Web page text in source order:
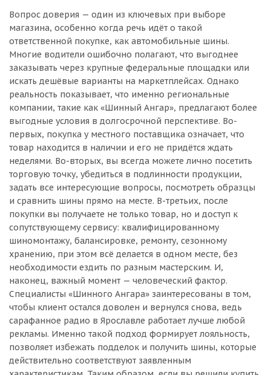
Вопрос доверия — один из ключевых при выборе
магазина, особенно когда речь идёт о такой
ответственной покупке, как автомобильные шины.
Многие водители ошибочно полагают, что выгоднее
заказывать через крупные федеральные площадки или
искать дешёвые варианты на маркетплейсах. Однако
реальность показывает, что именно региональные
компании, такие как «Шинный Ангар», предлагают более
выгодные условия в долгосрочной перспективе. Во-
первых, покупка у местного поставщика означает, что
товар находится в наличии и его не придётся ждать
неделями. Во-вторых, вы всегда можете лично посетить
торговую точку, убедиться в подлинности продукции,
задать все интересующие вопросы, посмотреть образцы
и сравнить шины прямо на месте. В-третьих, после
покупки вы получаете не только товар, но и доступ к
сопутствующему сервису: квалифицированному
шиномонтажу, балансировке, ремонту, сезонному
хранению, при этом всё делается в одном месте, без
необходимости ездить по разным мастерским. И,
наконец, важный момент — человеческий фактор.
Специалисты «Шинного Ангара» заинтересованы в том,
чтобы клиент остался доволен и вернулся снова, ведь
сарафанное радио в Ярославле работает лучше любой
рекламы. Именно такой подход формирует лояльность,
позволяет избежать подделок и получить шины, которые
действительно соответствуют заявленным